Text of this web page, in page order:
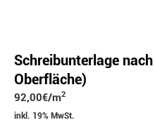
Schreibunterlage
Oberfläche)
92,00€/m2
inkl. 19% MwSt.